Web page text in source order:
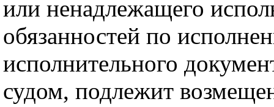
или ненадлежащего
обязанностей по
исполнительного
судом, подлежит